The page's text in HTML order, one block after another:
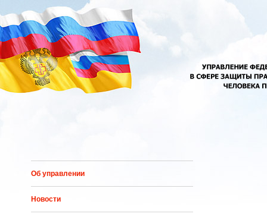
Перейти к основному содержанию
Об управлении
Новости